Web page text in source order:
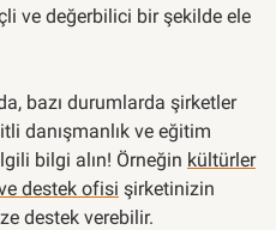
ve değerbilici bir şekilde ele
bazı durumlarda şirketler
danışmanlık ve eğitim
bilgi alın! Örneğin kültürler
destek ofisi şirketinizin
destek verebilir.